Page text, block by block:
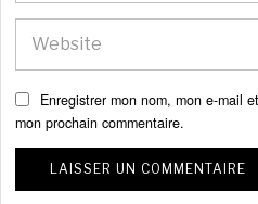
Enregistrer mon nom, mon e-mail
mon prochain commentaire.